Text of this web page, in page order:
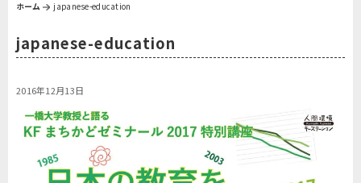
ホーム japanese-education
japanese-education
2016年12月13日